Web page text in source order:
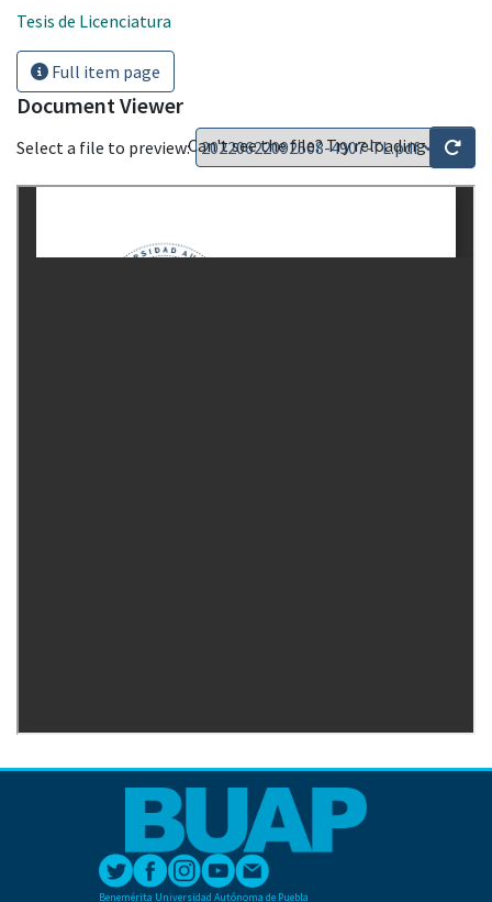
Tesis de Licenciatura
Full item page
Document Viewer
Select a file to preview:Can't see the file? Try reloading
Benemérita Universidad Autónoma de Puebla